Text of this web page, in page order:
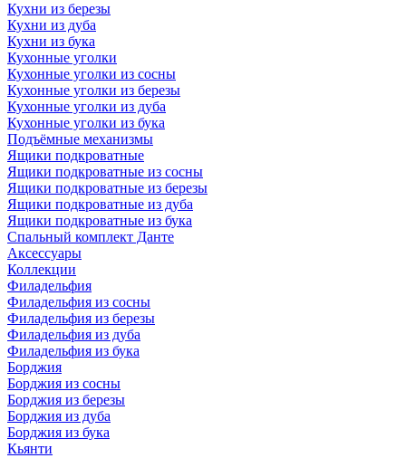
Кухни из березы
Кухни из дуба
Кухни из бука
Кухонные уголки
Кухонные уголки из сосны
Кухонные уголки из березы
Кухонные уголки из дуба
Кухонные уголки из бука
Подъёмные механизмы
Ящики подкроватные
Ящики подкроватные из сосны
Ящики подкроватные из березы
Ящики подкроватные из дуба
Ящики подкроватные из бука
Спальный комплект Данте
Аксессуары
Коллекции
Филадельфия
Филадельфия из сосны
Филадельфия из березы
Филадельфия из дуба
Филадельфия из бука
Борджия
Борджия из сосны
Борджия из березы
Борджия из дуба
Борджия из бука
Кьянти